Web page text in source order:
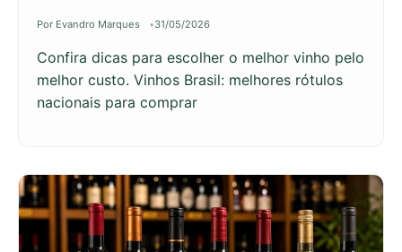
Por Evandro Marques 31/05/2026
Confira dicas para escolher o melhor vinho pelo
melhor custo. Vinhos Brasil: melhores rótulos
nacionais para comprar